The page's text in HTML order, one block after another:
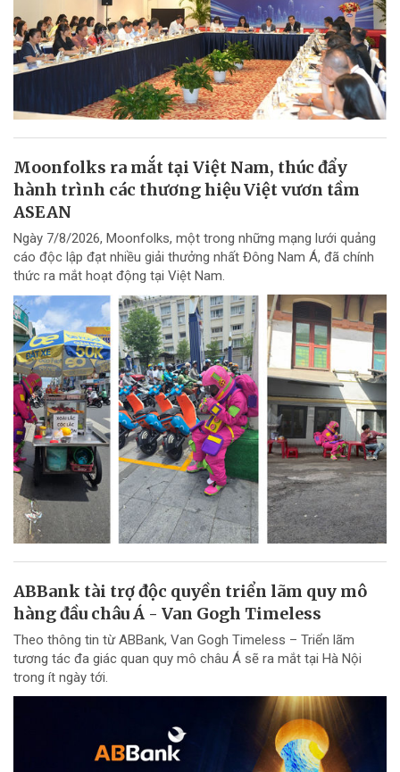
Moonfolks ra mắt tại Việt Nam, thúc đẩy
hành trình các thương hiệu Việt vươn tầm
ASEAN
Ngày 7/8/2026, Moonfolks, một trong những mạng lưới quảng
cáo độc lập đạt nhiều giải thưởng nhất Đông Nam Á, đã chính
thức ra mắt hoạt động tại Việt Nam.
ABBank tài trợ độc quyền triển lãm quy mô
hàng đầu châu Á - Van Gogh Timeless
Theo thông tin từ ABBank, Van Gogh Timeless – Triển lãm
tương tác đa giác quan quy mô châu Á sẽ ra mắt tại Hà Nội
trong ít ngày tới.